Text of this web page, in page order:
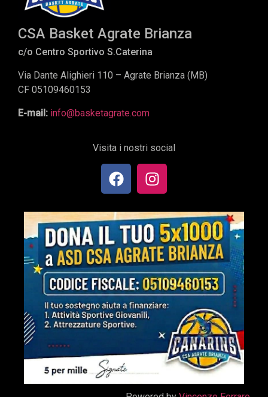
CSA Basket Agrate Brianza
c/o Centro Sportivo S.Caterina
Via Dante Alighieri 110 – Agrate Brianza (MB)
CF 05109460153
E-mail: info@basketagrate.com
Visita i nostri social